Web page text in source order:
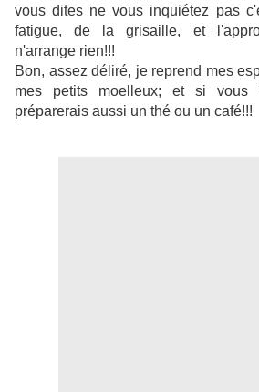
vous dites ne vous inquiétez pas
fatigue, de la grisaille, et
n'arrange rien!!!
Bon, assez déliré, je reprend mes
mes petits moelleux; et si vous
préparerais aussi un thé ou un café!!!